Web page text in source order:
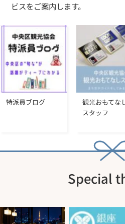
ビスをご案内します。
特派員ブログ
観光おもてな
スタッフ
Special